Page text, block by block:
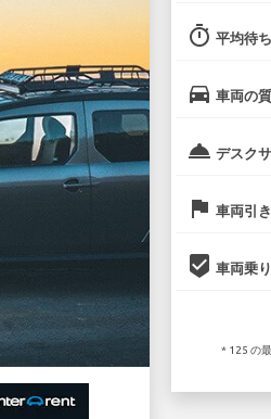
timer 平均待
directions_car 車両の質
room_service デスク
flag 車両引
beenhere 車両乗
* 125 の